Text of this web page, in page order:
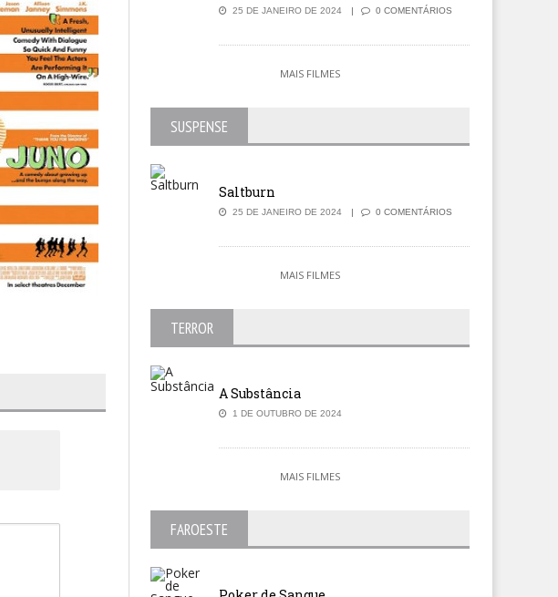
A Dama Dourada
25 DE JANEIRO DE 2024 0 COMENTÁRIOS
MAIS FILMES
SUSPENSE
Saltburn
25 DE JANEIRO DE 2024 0 COMENTÁRIOS
MAIS FILMES
TERROR
A Substância
1 DE OUTUBRO DE 2024
MAIS FILMES
FAROESTE